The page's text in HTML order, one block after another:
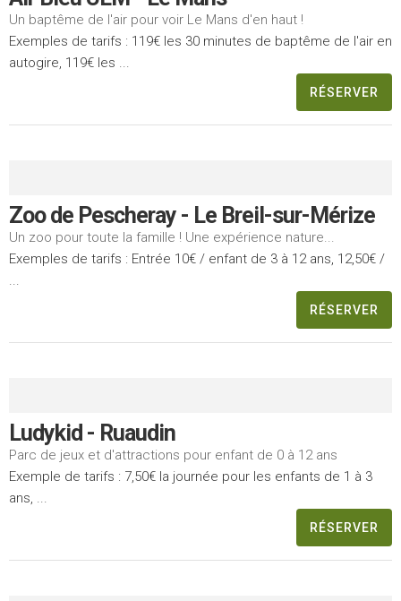
Un baptême de l'air pour voir Le Mans d'en haut !
Exemples de tarifs : 119€ les 30 minutes de baptême de l'air en
autogire, 119€ les ...
RÉSERVER
Zoo de Pescheray - Le Breil-sur-Mérize
Un zoo pour toute la famille ! Une expérience nature...
Exemples de tarifs : Entrée 10€ / enfant de 3 à 12 ans, 12,50€ /
...
RÉSERVER
Ludykid - Ruaudin
Parc de jeux et d'attractions pour enfant de 0 à 12 ans
Exemple de tarifs : 7,50€ la journée pour les enfants de 1 à 3
ans, ...
RÉSERVER